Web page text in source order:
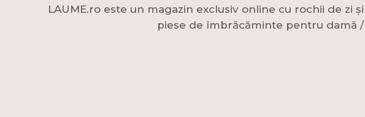
LAUME.ro este un magazin exclusiv online cu rochii de zi
piese de îmbrăcăminte pentru damă